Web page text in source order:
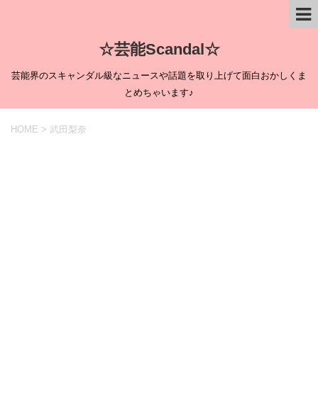
☆芸能Scandal☆
芸能界のスキャンダル級なニュースや話題を取り上げて面白おかしくま
とめちゃいます♪
HOME > 武田梨奈